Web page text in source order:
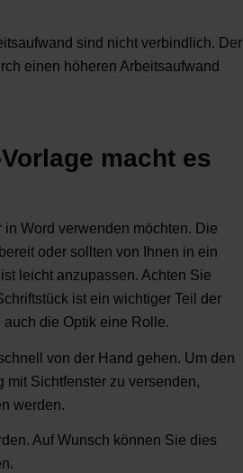
sind nicht verbindlich. Der
einen höheren Arbeitsaufwand
macht es
Word verwenden möchten. Die
oder sollten von Ihnen in ein
leicht anzupassen. Achten Sie
ist ein wichtiger Teil der
die Optik eine Rolle.
von der Hand gehen. Um den
mit Sichtfenster zu versenden,
werden.
Auf Wunsch können Sie dies